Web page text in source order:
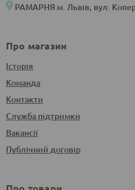
РАМАРНЯ м. Львів, вул.
Про магазин
Історія
Команда
Контакти
Служба підтримки
Вакансії
Публічний договір